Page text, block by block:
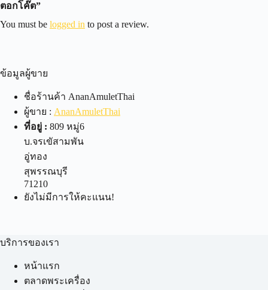
ตอกโค๊ต”
You must be logged in to post a review.
ข้อมูลผู้ขาย
ชื่อร้านค้า AnanAmuletThai
ผู้ขาย : AnanAmuletThai
ที่อยู่ : 809 หมู่6
บ.จรเขัสามพัน
อู่ทอง
สุพรรณบุรี
71210
ยังไม่มีการให้คะแนน!
บริการของเรา
หน้าแรก
ตลาดพระเครื่อง